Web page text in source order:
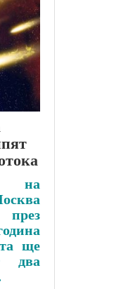
на
ще
два